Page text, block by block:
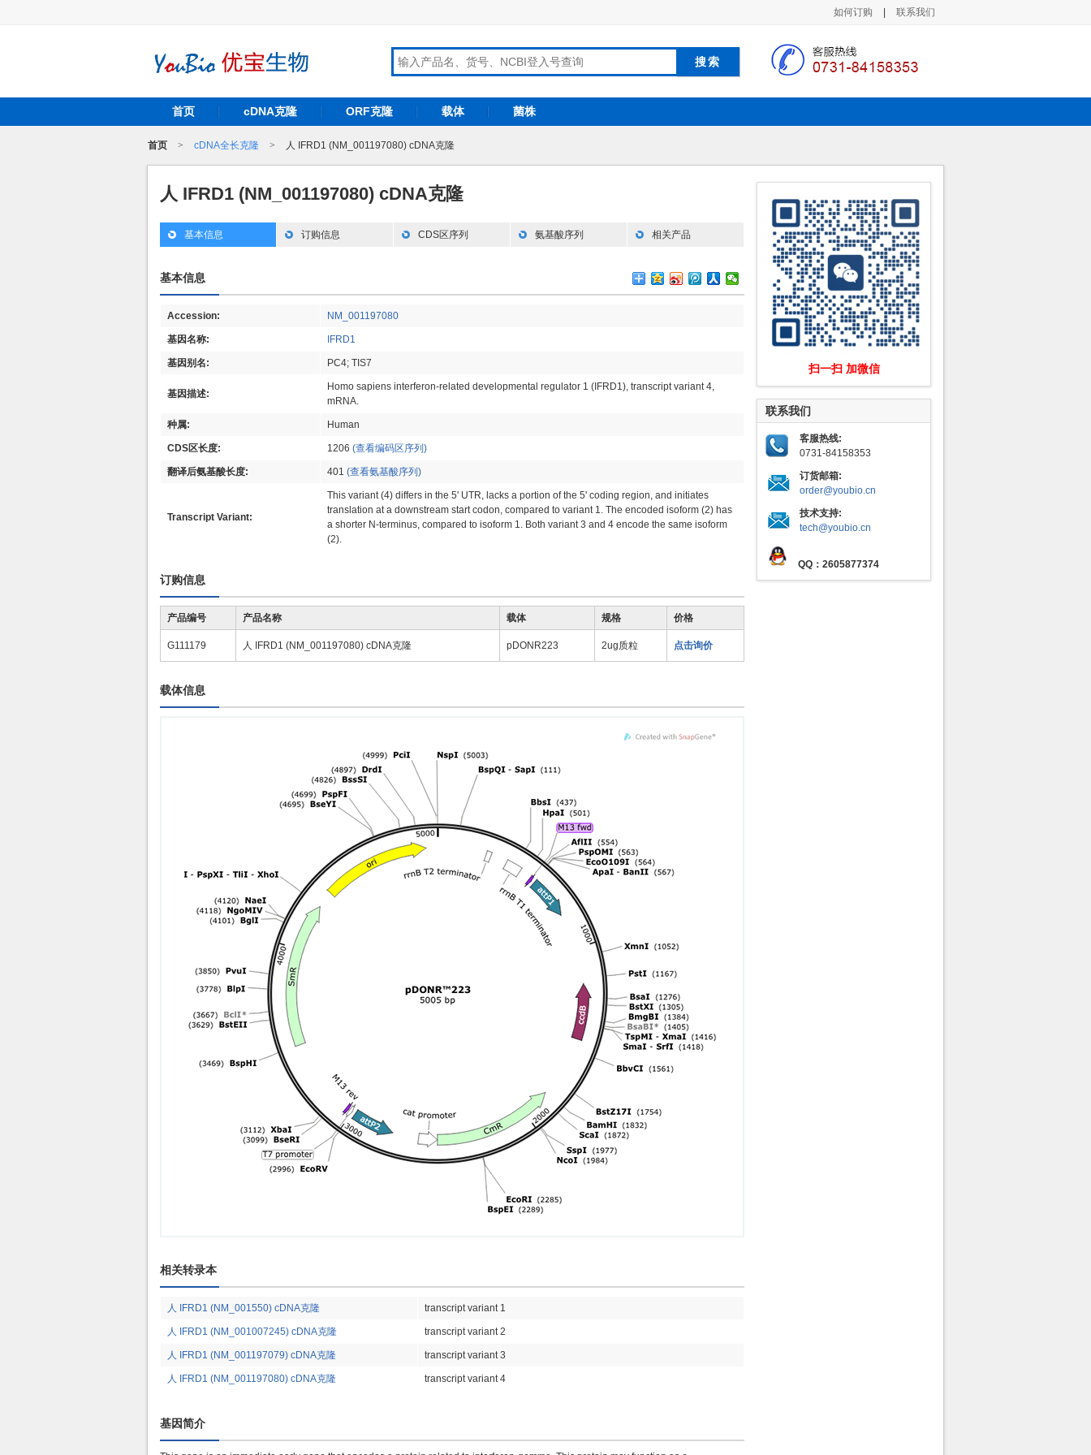
如何订购 联系我们
首页 cDNA克隆 ORF克隆 载体 菌株
首页 > cDNA全长克隆 > 人 IFRD1 (NM_001197080) cDNA克隆
人 IFRD1 (NM_001197080) cDNA克隆
基本信息 订购信息 CDS区序列 氨基酸序列 相关产品
基本信息
Accession: NM_001197080
基因名称: IFRD1
基因别名: PC4; TIS7
基因描述:
Homo sapiens interferon-related developmental regulator 1 (IFRD1), transcript variant 4,
mRNA.
种属: Human
CDS区长度: 1206 (查看编码区序列)
翻译后氨基酸长度: 401 (查看氨基酸序列)
Transcript Variant:
This variant (4) differs in the 5' UTR, lacks a portion of the 5' coding region, and initiates
translation at a downstream start codon, compared to variant 1. The encoded isoform (2) has
a shorter N-terminus, compared to isoform 1. Both variant 3 and 4 encode the same isoform
(2).
订购信息
产品编号 产品名称 载体 规格 价格
G111179 人 IFRD1 (NM_001197080) cDNA克隆 pDONR223 2ug质粒 点击询价
载体信息
相关转录本
人 IFRD1 (NM_001550) cDNA克隆 transcript variant 1
人 IFRD1 (NM_001007245) cDNA克隆 transcript variant 2
人 IFRD1 (NM_001197079) cDNA克隆 transcript variant 3
人 IFRD1 (NM_001197080) cDNA克隆 transcript variant 4
基因简介
扫一扫 加微信
联系我们
客服热线:
0731-84158353
订货邮箱:
order@youbio.cn
技术支持:
tech@youbio.cn
QQ：2605877374